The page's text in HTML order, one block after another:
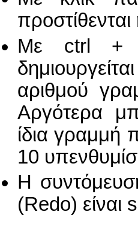
Με ctrl +
αριθμού
Αργότερα
ίδια γραμμή
10
Η
(Redo) είναι